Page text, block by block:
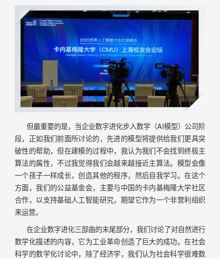
但最重要的是，当企业数字进化步入数学（AI模型）公司阶
段，正如我们前面所讨论的，先进的模型将提供给我们更具突
破性的帮助，但在建模的过程中，我认为我们不会找到终极主
算法的属性，不过我觉得我们会越来越接近主算法。模型会像
一个孩子一样成长，创造其他的程序，然后自我学习。在这个
方面，我们的公益基金会，主要与中国的卡内基梅隆大学社区
合作，以支持基础人工智能研究，期望它作为一个非营利组织
来运营。
在企业数字进化三部曲的末尾部分，我们讨论了对自然进行
数学化描述的内容，它为工业革命创造了巨大的成功。在社会
科学的数学化讨论中，除了经济学，我们认为社会科学很难数